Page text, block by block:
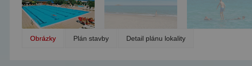
Obrázky Plán stavby Detail plánu lokality